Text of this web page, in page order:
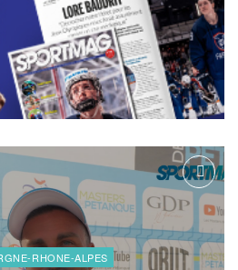
RHONE-ALPES